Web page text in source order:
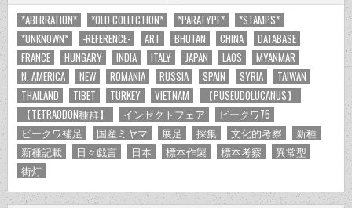
*ABERRATION* *OLD COLLECTION* *PARATYPE*
*STAMPS*
*UNKNOWN*
-REFERENCE- ART BHUTAN CHINA
DATABASE
FRANCE
HUNGARY INDIA ITALY JAPAN LAOS
MYANMAR
N. AMERICA
NEW ROMANIA RUSSIA SPAIN SYRIA
TAIWAN
THAILAND
TIBET TURKEY VIETNAM
【PUSEUDOLUCANUS】
【TETRAODON種群】
インセクトフェア
ビークワ75
ビークワ補足
国産ミヤマ 展足 採集 文化的考察
新種
新種記載
日々戯言 日本 標本作製 標本考察
異常型
街灯